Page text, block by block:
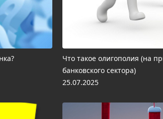
Что такое олигополия (на
банковского сектора)
25.07.2025